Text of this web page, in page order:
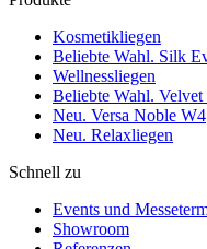
Kosmetikliegen
Beliebte Wahl. Silk
Wellnessliegen
Beliebte Wahl.
Neu. Versa Noble W4
Neu. Relaxliegen
Schnell zu
Events und
Showroom